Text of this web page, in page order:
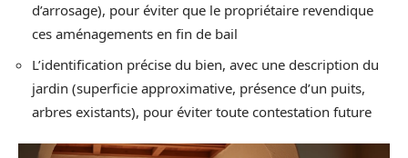
d’arrosage), pour éviter que le propriétaire revendique
ces aménagements en fin de bail
L’identification précise du bien, avec une description du
jardin (superficie approximative, présence d’un puits,
arbres existants), pour éviter toute contestation future